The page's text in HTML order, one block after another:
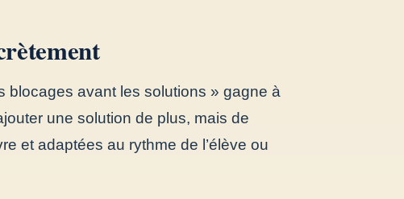
blocages avant les solutions » gagne à
une solution de plus, mais de
et adaptées au rythme de l’élève ou